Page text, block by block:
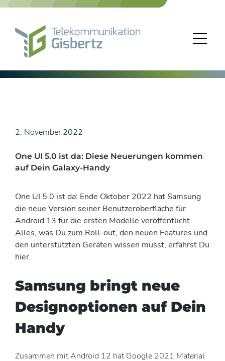
Skip
2. November 2022
One UI 5.0 ist da: Diese Neuerungen kommen
auf Dein Galaxy-Handy
One UI 5.0 ist da: Ende Oktober 2022 hat Samsung
die neue Version seiner Benutzeroberfläche für
Android 13 für die ersten Modelle veröffentlicht.
Alles, was Du zum Roll-out, den neuen Features und
den unterstützten Geräten wissen musst, erfährst Du
hier.
Samsung bringt neue
Designoptionen auf Dein
Handy
Zusammen mit Android 12 hat Google 2021 Material